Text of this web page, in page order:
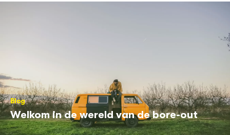
Blog
Welkom in de wereld van de bore-out